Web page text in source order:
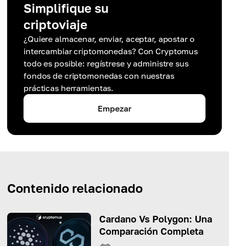
Simplifique su
criptoviaje
¿Quiere almacenar, enviar, aceptar, apostar o
intercambiar criptomonedas? Con Cryptomus
todo es posible: regístrese y administre sus
fondos de criptomonedas con nuestras
prácticas herramientas.
Empezar
Contenido relacionado
Cardano Vs Polygon: Una
Comparación Completa